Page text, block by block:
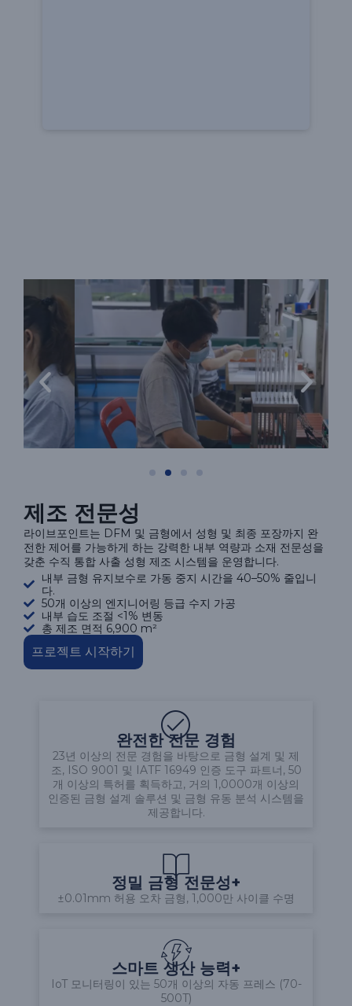
제조 전문성
라이브포인트는 DFM 및 금형에서 성형 및 최종 포장까지 완
전한 제어를 가능하게 하는 강력한 내부 역량과 소재 전문성을
갖춘 수직 통합 사출 성형 제조 시스템을 운영합니다.
내부 금형 유지보수로 가동 중지 시간을 40–50% 줄입니
다.
50개 이상의 엔지니어링 등급 수지 가공
내부 습도 조절 <1% 변동
총 제조 면적 6,900 m²
프로젝트 시작하기
완전한 전문 경험
23년 이상의 전문 경험을 바탕으로 금형 설계 및 제
조, ISO 9001 및 IATF 16949 인증 도구 파트너, 50
개 이상의 특허를 획득하고, 거의 1,0000개 이상의
인증된 금형 설계 솔루션 및 금형 유동 분석 시스템을
제공합니다.
정밀 금형 전문성+
±0.01mm 허용 오차 금형, 1,000만 사이클 수명
스마트 생산 능력+
IoT 모니터링이 있는 50개 이상의 자동 프레스 (70-
500T)